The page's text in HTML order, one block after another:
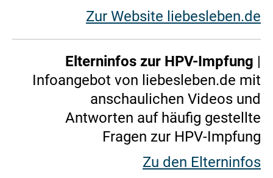
Zur Website liebesleben.de
Elterninfos zur HPV-Impfung |
Infoangebot von liebesleben.de mit
anschaulichen Videos und
Antworten auf häufig gestellte
Fragen zur HPV-Impfung
Zu den Elterninfos